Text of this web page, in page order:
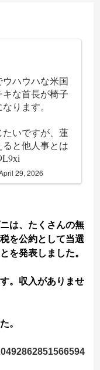
ハウハな米国
な首長が椅子
ります。
いですが、蓮
と他人事とは
29, 2026
は、たくさんの無
を公約として当選
を発表しました。
。収入がありませ
。